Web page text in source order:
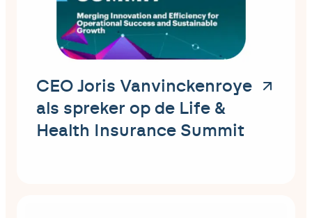
CEO Joris Vanvinckenroye
als spreker op de Life &
Health Insurance Summit